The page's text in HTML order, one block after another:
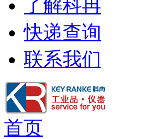
了解科冉
快递查询
联系我们
首页